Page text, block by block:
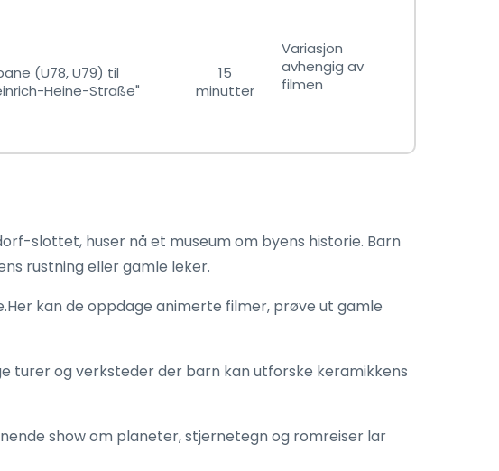
(U78, U79) til
Heine-Straße"
15
minutter
Variasjon
avhengig av
filmen
slottet, huser nå et museum om byens historie. Barn
rustning eller gamle leker.
kan de oppdage animerte filmer, prøve ut gamle
turer og verksteder der barn kan utforske keramikkens
show om planeter, stjernetegn og romreiser lar